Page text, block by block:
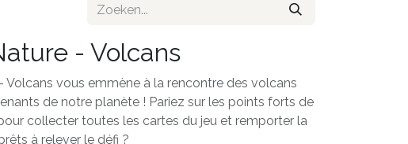
- Volcans
Volcans vous emmène à la rencontre des volcans
de notre planète ! Pariez sur les points forts de
collecter toutes les cartes du jeu et remporter la
à relever le défi ?